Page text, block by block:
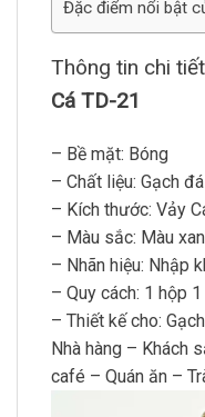
Đặc điểm nổi bật
Thông tin chi tiết
Cá TD-21
– Bề mặt: Bóng
– Chất liệu: Gạch
– Kích thước: Vảy
– Màu sắc: Màu
– Nhãn hiệu: Nhập
– Quy cách: 1 hộp
– Thiết kế cho:
Nhà hàng – Khách
café – Quán ăn –